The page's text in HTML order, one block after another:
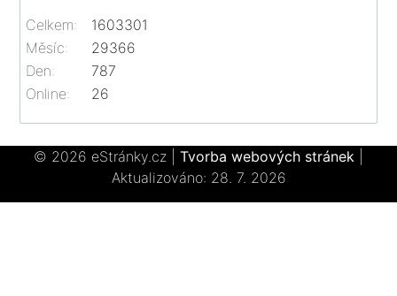
Online: 26
Celkem:
1603301
Měsíc:
29366
Den:
787
© 2026 eStránky.cz Tvorba webových stránek
Aktualizováno: 28. 7. 2026